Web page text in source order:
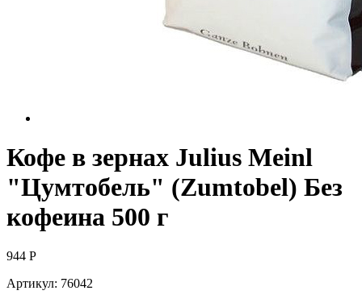
Кофе в зернах Julius Meinl
"Цумтобель" (Zumtobel) Без
кофеина 500 г
944 Р
Артикул: 76042